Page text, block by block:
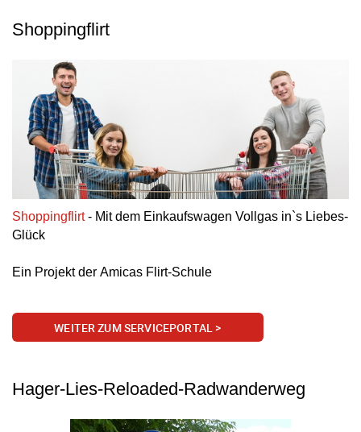
Shoppingflirt
Shoppingflirt- Mit dem Einkaufswagen Vollgas in`s Liebes-
Glück
Ein Projekt der Amicas Flirt-Schule
WEITER ZUM SERVICEPORTAL >
Hager-Lies-Reloaded-Radwanderweg